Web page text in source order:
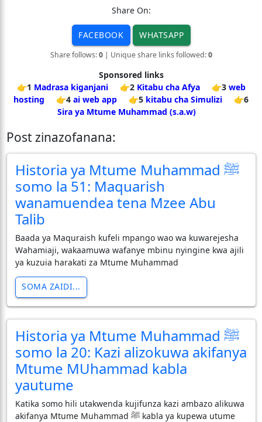
Share On:
FACEBOOK WHATSAPP
Share follows:0| Unique share links followed:0
Sponsored links
👉1 Madrasa kiganjani 👉2 Kitabu cha Afya 👉3 web
hosting
👉4 ai web app 👉5 kitabu cha Simulizi
👉6
Sira ya Mtume Muhammad (s.a.w)
Post zinazofanana:
Historia ya Mtume Muhammad ﷺ
somo la 51: Maquarish
wanamuendea tena Mzee Abu
Talib
Baada ya Maquraish kufeli mpango wao wa kuwarejesha
Wahamiaji, wakaamuwa wafanye mbinu nyingine kwa ajili
ya kuzuia harakati za Mtume Muhammad
SOMA ZAIDI...
Historia ya Mtume Muhammad ﷺ
somo la 20: Kazi alizokuwa akifanya
Mtume MUhammad kabla
yautume
Katika somo hili utakwenda kujifunza kazi ambazo alikuwa
akifanya Mtume Muhammad ﷺ kabla ya kupewa utume